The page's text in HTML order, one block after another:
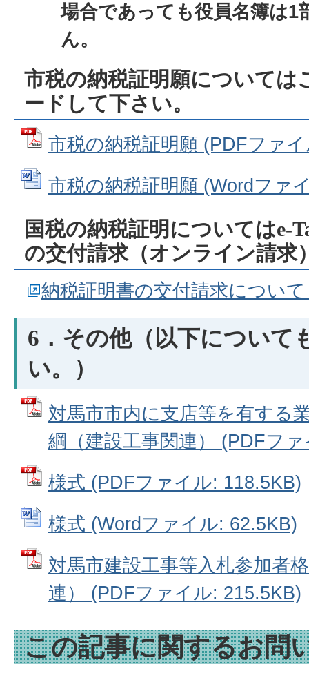
場合であっても役員名簿は1
ん。
市税の納税証明願については
ードして下さい。
市税の納税証明願 (PDFファ
市税の納税証明願 (Wordファ
国税の納税証明についてはe-
の交付請求（オンライン請求
納税証明書の交付請求につい
6．その他（以下について
い。）
対馬市市内に支店等を有する
綱（建設工事関連） (PDFフ
様式 (PDFファイル: 118.5KB)
様式 (Wordファイル: 62.5KB)
対馬市建設工事等入札参加者
連） (PDFファイル: 215.5KB)
この記事に関するお問